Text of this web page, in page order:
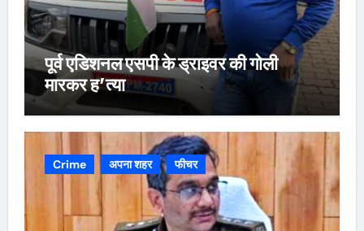
पूर्व एडिशनल एसपी के ड्राइवर की गोली
मारकर ह’त्या
Crime अपना शहर फीचर